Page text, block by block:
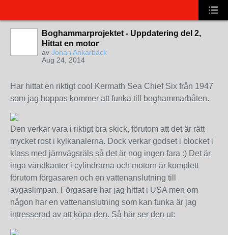
Boghammarprojektet - Uppdatering del 2,
Hittat en motor
av Johan Ankarbäck
Aug 24, 2014
Har hittat en riktigt cool Kermath Sea Chief Six från 1947
som jag hoppas kommer att funka till boghammarbåten.
Den verkar vara i riktigt bra skick, förutom att det är rätt
mycket rost i kylkanalerna. Dock verkar godset i blocket i
klass med järnvägsräls så det är nog ingen fara :) Det är
inga vändkanter i cylindrarna och motorn är komplett
förutom förgasaren och en vattenanslutning till
avgaslimpan. Förgasare har jag hittat i USA men om
någon har en vattenanslutning som kan funka är jag
intresserad av att köpa den. Så här ser den ut: